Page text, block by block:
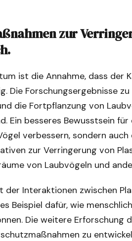
zur
ist die Annahme, dass
Die Forschungsergebnisse
die Fortpflanzung von
Ein besseres Bewusstsein
verbessern, sondern
zur Verringerung von
von Laubvögeln und
der Interaktionen zwischen
Beispiel dafür, wie
Die weitere Erforschung
zu